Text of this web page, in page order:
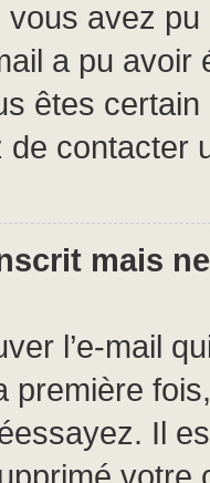
vous avez
a pu
êtes
contacter
mais
l’e-mail
première
Il